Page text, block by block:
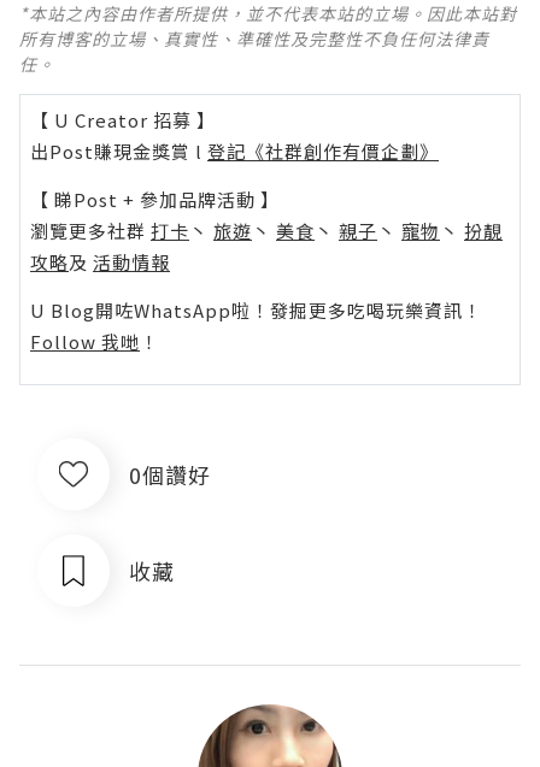
*本站之內容由作者所提供，並不代表本站的立場。因此本站對
所有博客的立場、真實性、準確性及完整性不負任何法律責
任。
【 U Creator 招募 】
出Post賺現金獎賞 l 登記《社群創作有價企劃》
【 睇Post + 參加品牌活動 】
瀏覽更多社群 打卡 丶 旅遊 丶 美食 丶 親子 丶 寵物 丶 扮靚
攻略及 活動情報
U Blog開咗WhatsApp啦！發掘更多吃喝玩樂資訊！
Follow 我哋 ！
0個讚好
收藏